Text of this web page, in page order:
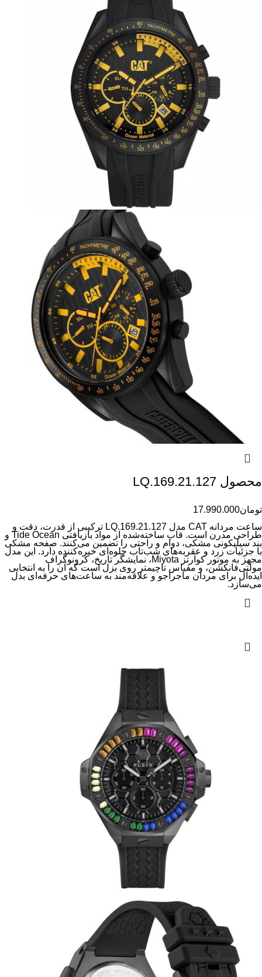
محصول LQ.169.21.127
تومان17.990.000
ساعت مردانه CAT مدل LQ.169.21.127 ترکیبی از قدرت، دقت و
طراحی مدرن است. قاب ساخته‌شده از مواد بازیافتی Tide Ocean و
بند سیلیکونی مشکی، دوام و راحتی را تضمین می‌کنند. صفحه مشکی
با جزئیات زرد و عقربه‌های شب‌تاب جلوه‌ای خیره‌کننده دارد. این مدل
مجهز به موتور کوارتز Miyota، نمایشگر تاریخ، کرونوگراف
مولتی‌فانکشن، و مقیاس تاچیمتر روی بزل است که آن را به انتخابی
ایده‌آل برای مردان ماجراجو و علاقه‌مند به ساعت‌های حرفه‌ای بدل
می‌سازد.